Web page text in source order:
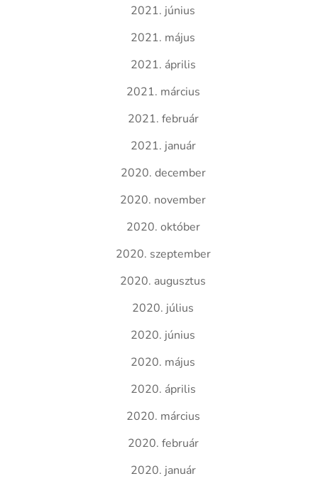
2021. június
2021. május
2021. április
2021. március
2021. február
2021. január
2020. december
2020. november
2020. október
2020. szeptember
2020. augusztus
2020. július
2020. június
2020. május
2020. április
2020. március
2020. február
2020. január